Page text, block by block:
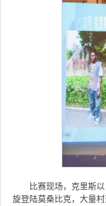
比赛现场，克里斯
旋登陆莫桑比克，大量